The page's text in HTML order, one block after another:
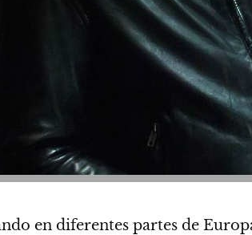
en diferentes partes de